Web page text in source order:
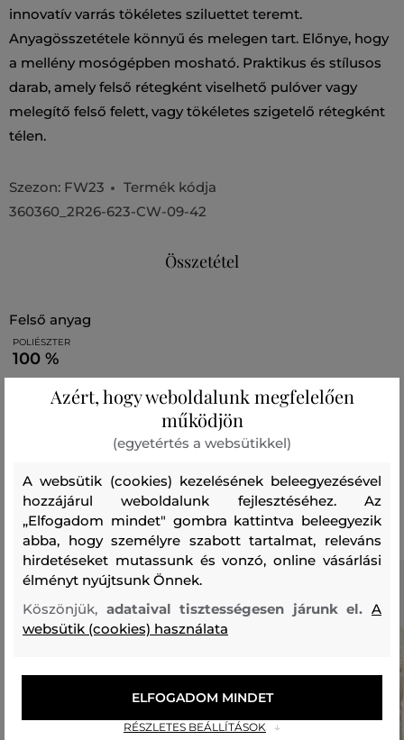
innovatív varrás tökéletes sziluettet teremt.
Anyagösszetétele könnyű és melegen tart. Előnye, hogy
a mellény mosógépben mosható. Praktikus és stílusos
darab, amely felső rétegként viselhető pulóver vagy
melegítő felső felett, vagy tökéletes szigetelő rétegként
télen.
Szezon: FW23
Termék kódja
360360_2R26-623-CW-09-42
Összetétel
felső anyag
POLIÉSZTER
100 %
bélésanyag
Ajánlott termékek
Azért, hogy weboldalunk megfelelően
működjön
(egyetértés a websütikkel)
A websütik (cookies) kezelésének beleegyezésével
hozzájárul weboldalunk fejlesztéséhez. Az
„Elfogadom mindet" gombra kattintva beleegyezik
abba, hogy személyre szabott tartalmat, releváns
hirdetéseket mutassunk és vonzó, online vásárlási
élményt nyújtsunk Önnek.
Köszönjük, adataival tisztességesen járunk el.A
websütik (cookies) használata
RÉSZLETES BEÁLLÍTÁSOK
ELFOGADOM MINDET